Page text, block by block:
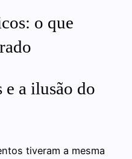
o que
a ilusão do
tiveram a mesma